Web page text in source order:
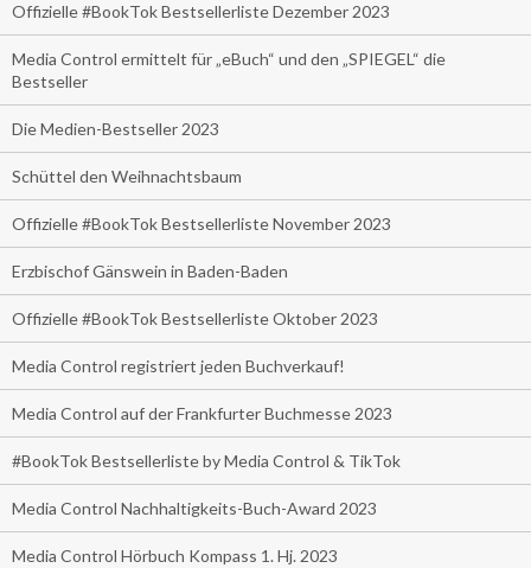
Offizielle #BookTok Bestsellerliste Dezember 2023
Media Control ermittelt für „eBuch“ und den „SPIEGEL“ die
Bestseller
Die Medien-Bestseller 2023
Schüttel den Weihnachtsbaum
Offizielle #BookTok Bestsellerliste November 2023
Erzbischof Gänswein in Baden-Baden
Offizielle #BookTok Bestsellerliste Oktober 2023
Media Control registriert jeden Buchverkauf!
Media Control auf der Frankfurter Buchmesse 2023
#BookTok Bestsellerliste by Media Control & TikTok
Media Control Nachhaltigkeits-Buch-Award 2023
Media Control Hörbuch Kompass 1. Hj. 2023